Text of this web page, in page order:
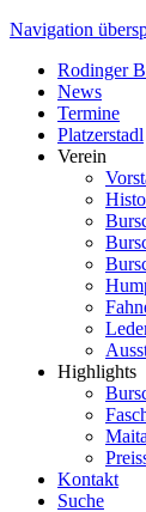
Navigation
Rodinger
News
Termine
Platzerstadl
Verein
Highlights
Kontakt
Suche